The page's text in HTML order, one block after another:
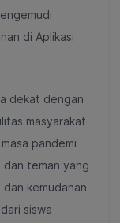
di Aplikasi
dekat dengan
masyarakat
pandemi
dan teman yang
kemudahan
siswa